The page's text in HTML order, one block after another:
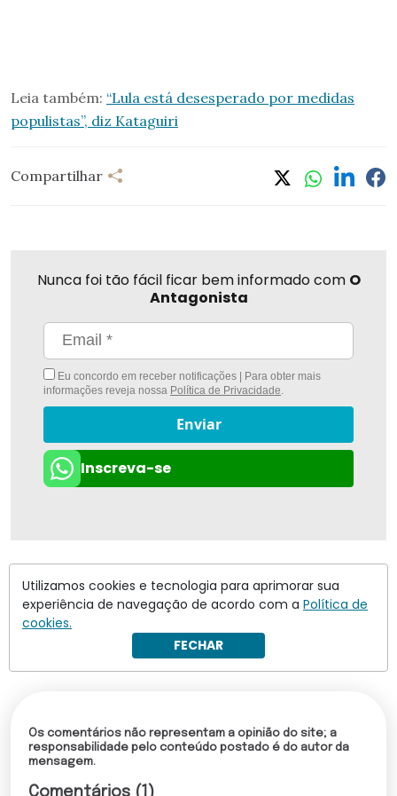
Leia também: “Lula está desesperado por medidas
populistas”, diz Kataguiri
Compartilhar
Nunca foi tão fácil ficar bem informado com O
Antagonista
Eu concordo em receber notificações | Para obter mais
informações reveja nossa Política de Privacidade.
Enviar
Inscreva-se
Os comentários não representam a opinião do site; a
responsabilidade pelo conteúdo postado é do autor da
mensagem.
Comentários (1)
Utilizamos cookies e tecnologia para aprimorar sua
experiência de navegação de acordo com a Política de
cookies.
FECHAR